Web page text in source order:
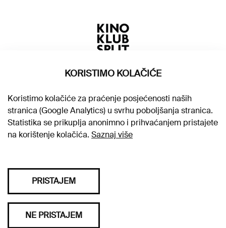
KORISTIMO KOLAČIĆE
Koristimo kolačiće za praćenje posjećenosti naših
stranica (Google Analytics) u svrhu poboljšanja stranica.
Statistika se prikuplja anonimno i prihvaćanjem pristajete
na korištenje kolačića. Saznaj više
PRISTAJEM
NE PRISTAJEM